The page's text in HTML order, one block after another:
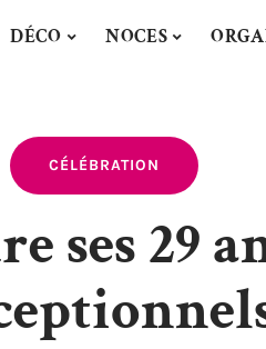
DÉCO NOCES
CÉLÉBRATION
ses 29